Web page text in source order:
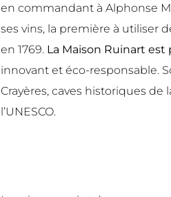
en commandant à Alphonse
ses vins, la première à utiliser
en 1769. La Maison Ruinart
innovant et éco-responsable.
Crayères, caves historiques
l’UNESCO.